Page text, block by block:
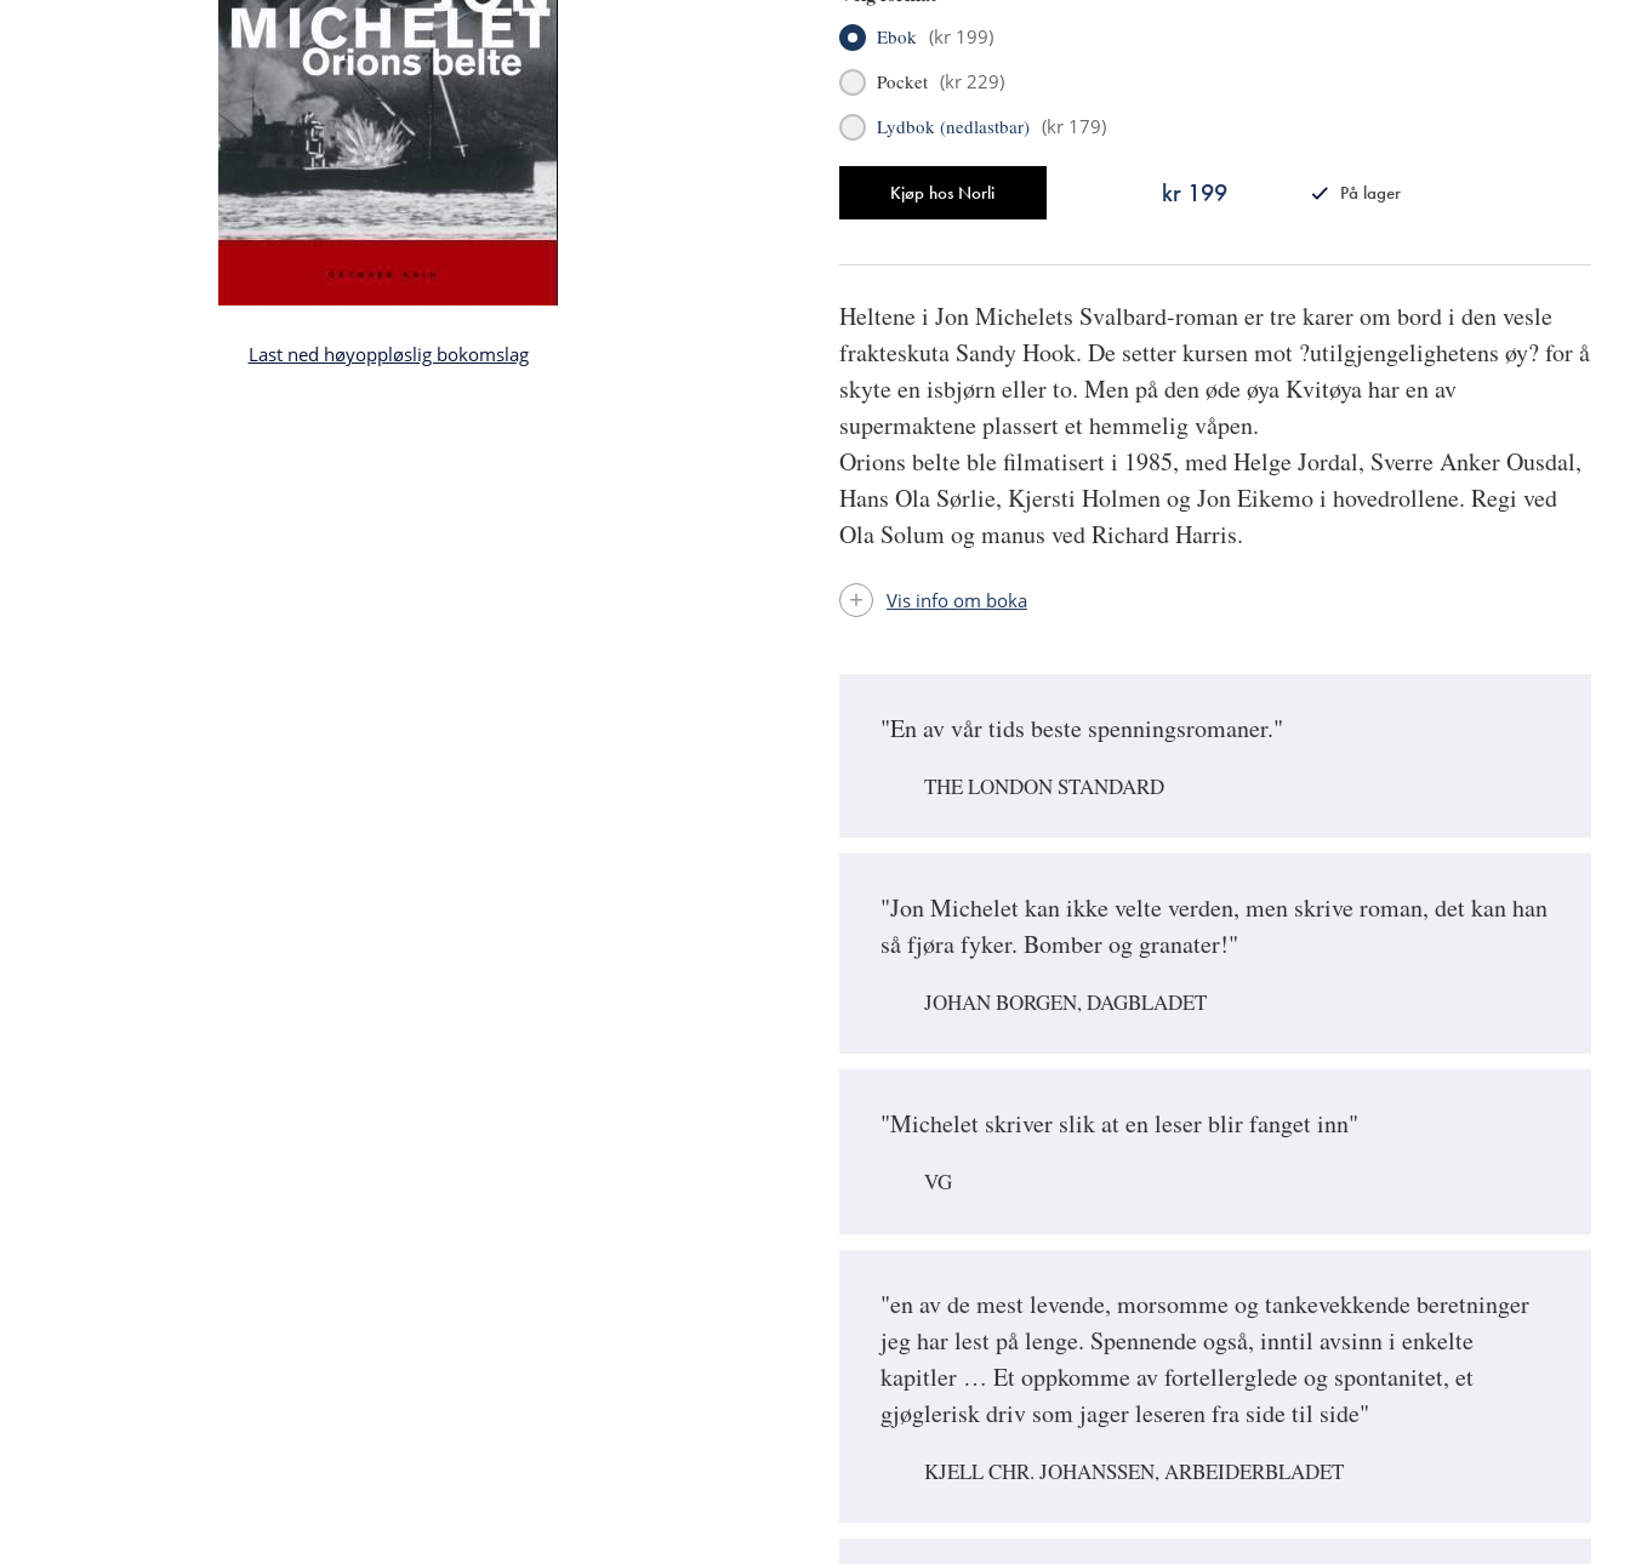
Last ned høyoppløslig bokomslag
Ebok (kr 199)
Pocket (kr 229)
Lydbok (nedlastbar) (kr 179)
Kjøp hos Norli kr 199
På lager
"En av vår tids beste spenningsromaner."
THE LONDON STANDARD
"Jon Michelet kan ikke velte verden, men skrive roman, det kan han
så fjøra fyker. Bomber og granater!"
JOHAN BORGEN, DAGBLADET
"Michelet skriver slik at en leser blir fanget inn"
VG
"en av de mest levende, morsomme og tankevekkende beretninger
jeg har lest på lenge. Spennende også, inntil avsinn i enkelte
kapitler … Et oppkomme av fortellerglede og spontanitet, et
gjøglerisk driv som jager leseren fra side til side"
KJELL CHR. JOHANSSEN, ARBEIDERBLADET
Heltene i Jon Michelets Svalbard-roman er tre karer om bord i den vesle
frakteskuta Sandy Hook. De setter kursen mot ?utilgjengelighetens øy? for å
skyte en isbjørn eller to. Men på den øde øya Kvitøya har en av
supermaktene plassert et hemmelig våpen.
Orions belte ble filmatisert i 1985, med Helge Jordal, Sverre Anker Ousdal,
Hans Ola Sørlie, Kjersti Holmen og Jon Eikemo i hovedrollene. Regi ved
Ola Solum og manus ved Richard Harris.
Vis info om boka